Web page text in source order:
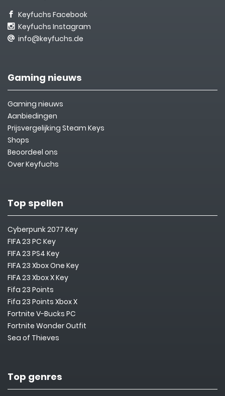
Keyfuchs Facebook
Keyfuchs Instagram
info@keyfuchs.de
Gaming nieuws
Gaming nieuws
Aanbiedingen
Prijsvergelijking Steam Keys
Shops
Beoordeel ons
Over Keyfuchs
Top spellen
Cyberpunk 2077 Key
FIFA 23 PC Key
FIFA 23 PS4 Key
FIFA 23 Xbox One Key
FIFA 23 Xbox X Key
Fifa 23 Points
Fifa 23 Points Xbox X
Fortnite V-Bucks PC
Fortnite Wonder Outfit
Sea of Thieves
Top genres